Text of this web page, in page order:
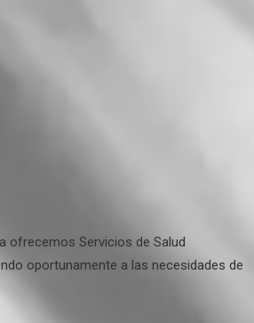
ofrecemos Servicios de Salud
oportunamente a las necesidades de